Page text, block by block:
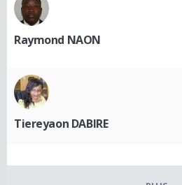
Raymond NAON
Tiereyaon DABIRE